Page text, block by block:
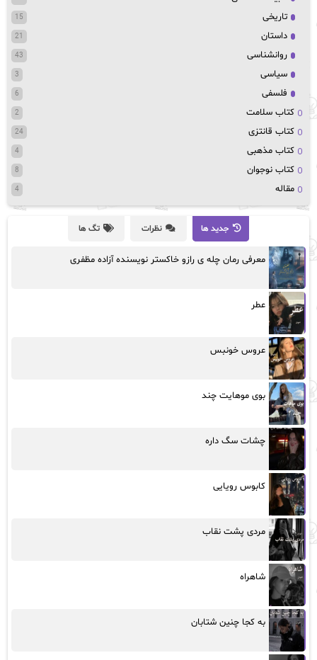
تاریخی 15
داستان 21
روانشناسی 43
سیاسی 3
فلسفی 6
کتاب سلامت 2
کتاب قانتزی 24
کتاب مذهبی 4
کتاب نوجوان 8
مقاله 4
جدید ها نظرات تگ ها
معرفی رمان چله ی رازو خاکستر نویسنده آزاده مظفری
عطر
عروس خونبس
بوی موهایت چند
چشات سگ داره
کابوس رویایی
مردی پشت نقاب
شاهراه
به کجا چنین شتابان